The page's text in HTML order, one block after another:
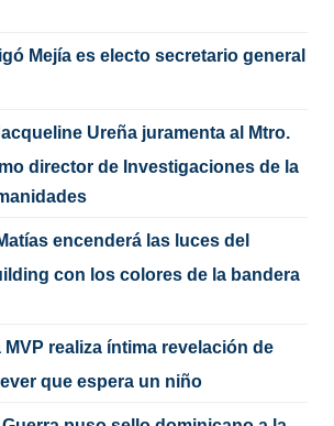
Mejía es electo secretario general
Ureña juramenta al Mtro.
director de Investigaciones de la
encenderá las luces del
con los colores de la bandera
realiza íntima revelación de
que espera un niño